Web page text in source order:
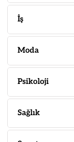
İş
Moda
Psikoloji
Sağlık